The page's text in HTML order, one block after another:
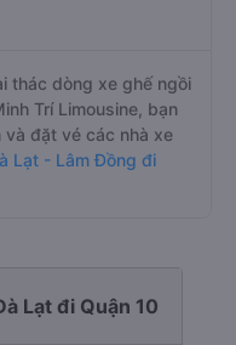
thác dòng xe ghế ngồi
Trí Limousine, bạn
và đặt vé các nhà xe
Lạt - Lâm Đồng đi
Lạt đi Quận 10